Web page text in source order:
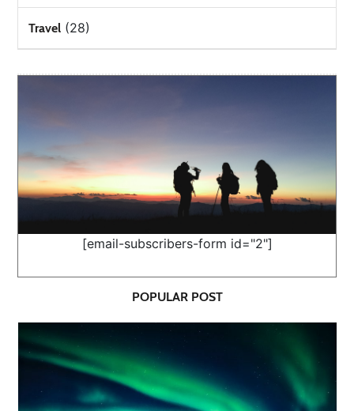
Travel (28)
[email-subscribers-form id="2"]
POPULAR POST